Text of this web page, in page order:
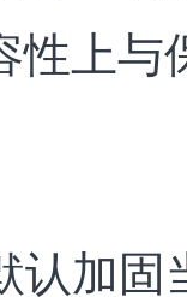
性上与
认加固